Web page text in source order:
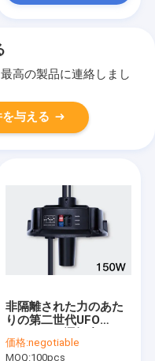
高の製品に連絡しまし
与える
非隔離された力のあた
りの第二世代UFO
価格:negotiable
MOQ:100pcs